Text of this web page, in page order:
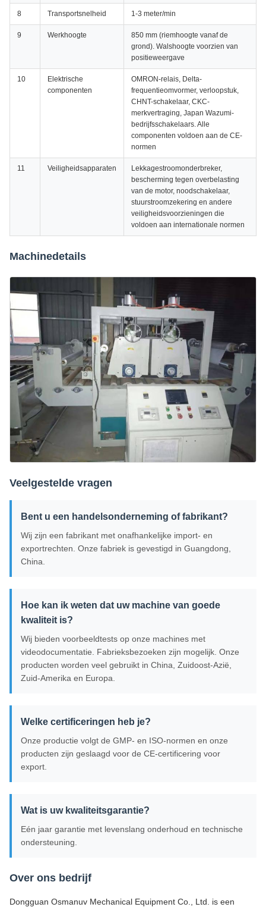
8 Transportsnelheid 1-3 meter/min
9 Werkhoogte
850 mm (riemhoogte vanaf de
grond). Walshoogte voorzien van
positieweergave
10
Elektrische
componenten
OMRON-relais, Delta-
frequentieomvormer, verloopstuk,
CHNT-schakelaar, CKC-
merkvertraging, Japan Wazumi-
bedrijfsschakelaars. Alle
componenten voldoen aan de CE-
normen
11 Veiligheidsapparaten
Lekkagestroomonderbreker,
bescherming tegen overbelasting
van de motor, noodschakelaar,
stuurstroomzekering en andere
veiligheidsvoorzieningen die
voldoen aan internationale normen
Machinedetails
Veelgestelde vragen
Bent u een handelsonderneming of fabrikant?
Wij zijn een fabrikant met onafhankelijke import- en
exportrechten. Onze fabriek is gevestigd in Guangdong,
China.
Hoe kan ik weten dat uw machine van goede
kwaliteit is?
Wij bieden voorbeeldtests op onze machines met
videodocumentatie. Fabrieksbezoeken zijn mogelijk. Onze
producten worden veel gebruikt in China, Zuidoost-Azië,
Zuid-Amerika en Europa.
Welke certificeringen heb je?
Onze productie volgt de GMP- en ISO-normen en onze
producten zijn geslaagd voor de CE-certificering voor
export.
Wat is uw kwaliteitsgarantie?
Eén jaar garantie met levenslang onderhoud en technische
ondersteuning.
Over ons bedrijf
Dongguan Osmanuv Mechanical Equipment Co., Ltd. is een